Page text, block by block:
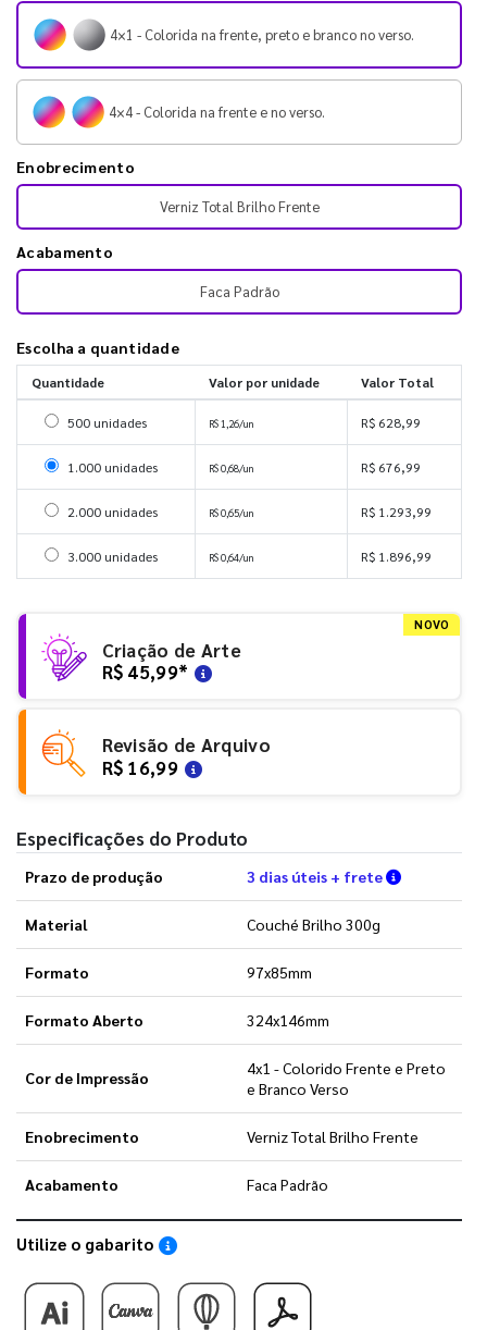
4×1 - Colorida na frente, preto e branco no verso.
4×4 - Colorida na frente e no verso.
Enobrecimento
Verniz Total Brilho Frente
Acabamento
Faca Padrão
Escolha a quantidade
Quantidade Valor por unidade Valor Total
Selecionar 500 unidades
500 unidades R$ 1,26/un R$ 628,99
Selecionar 1000 unidades
1.000 unidades R$ 0,68/un R$ 676,99
Selecionar 2000 unidades
2.000 unidades R$ 0,65/un R$ 1.293,99
Selecionar 3000 unidades
3.000 unidades R$ 0,64/un R$ 1.896,99
NOVO
Criação de Arte
R$ 45,99*
Revisão de Arquivo
R$ 16,99
Especificações do Produto
Prazo de produção 3 dias úteis + frete Verifique
Material Couché Brilho 300g
Formato 97x85mm
Formato Aberto 324x146mm
Cor de Impressão
4x1 - Colorido Frente e Preto
e Branco Verso
Enobrecimento Verniz Total Brilho Frente
Acabamento Faca Padrão
Utilize o gabarito Saiba como utilizar os nossos gabaritos